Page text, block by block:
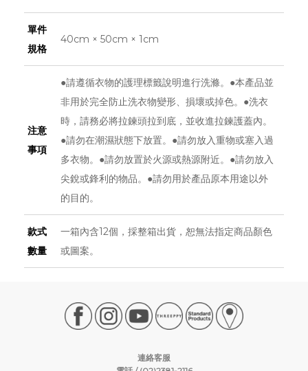
單件
規格
40cm × 50cm × 1cm
注意
事項
●請遵循衣物的護理標籤說明進行洗滌。●本產品並
非用於完全防止洗衣物變形、損壞或掉色。●洗衣
時，請務必將拉鍊頭拉到底，並收進拉鍊護蓋內。
●請勿在潮濕狀態下放置。●請勿放入重物或塞入過
多衣物。●請勿放置於火源或熱源附近。●請勿放入
尖銳或鋒利的物品。●請勿用於產品原本用途以外
的目的。
款式
數量
一箱內含12個，採整箱出貨，恕無法指定商品顏色
或圖案。
連絡客服